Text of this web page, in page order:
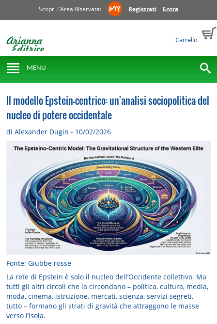
Scopri l'Area Riservata: Registrati Entra
Carrello
MENU
Il modello Epstein-centrico: un'analisi sociopolitica del
nucleo di potere occidentale
di Alexander Dugin - 10/02/2026
Fonte: Giubbe rosse
La rete di Epstein è solo il nucleo dell’Occidente collettivo. Ma
tutti gli altri circoli che la circondano – politica, cultura, media,
moda, cinema, istruzione, mercati, scienza, servizi segreti,
tutto – formano gli strati di gravità che attraggono le masse
verso l’isola.